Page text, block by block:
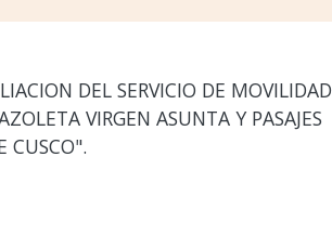
DEL SERVICIO DE MOVILIDAD
VIRGEN ASUNTA Y PASAJES
CUSCO".